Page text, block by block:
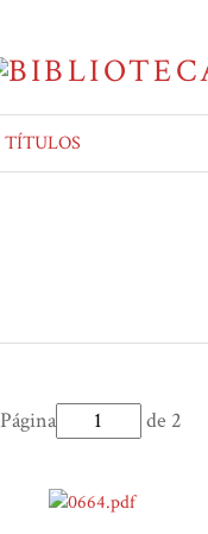
TÍTULOS
Página de 2